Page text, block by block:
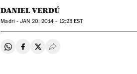
DANIEL VERDÚ
Madri -JAN 20, 2014 - 12:23 EST
Compartir en Whatsapp
Compartir en Facebook
Compartir en Twitter
Desplegar Redes Sociales